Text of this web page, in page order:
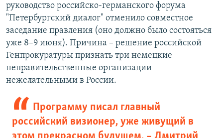
руководство российско-германского форума
"Петербургский диалог" отменило совместное
заседание правления (оно должно было состояться
уже 8–9 июня). Причина – решение российской
Генпрокуратуры признать три немецкие
неправительственные организации
нежелательными в России.
Программу писал главный
российский визионер, уже живущий в